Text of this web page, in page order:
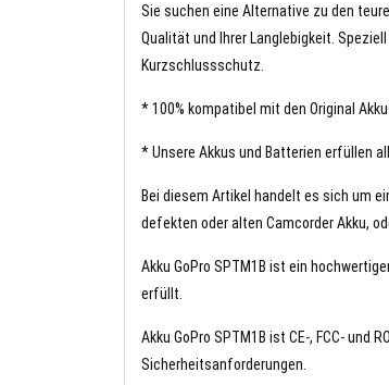
Sie suchen eine Alternative zu den
Qualität und Ihrer Langlebigkeit.
Kurzschlussschutz.
* 100% kompatibel mit den Original
* Unsere Akkus und Batterien erfüllen
Bei diesem Artikel handelt es sich um
defekten oder alten Camcorder Akku,
Akku GoPro SPTM1B ist ein
erfüllt.
Akku GoPro SPTM1B ist CE-, FCC-
Sicherheitsanforderungen.